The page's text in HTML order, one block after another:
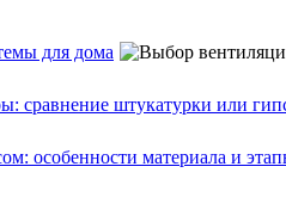
для дома
сравнение штукатурки или
особенности материала и